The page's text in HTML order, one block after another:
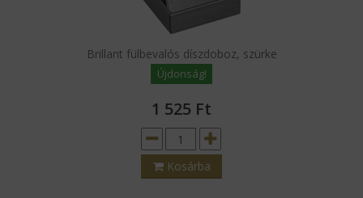
Brillant fülbevalós díszdoboz, szürke
Újdonság!
1 525 Ft
Kosárba